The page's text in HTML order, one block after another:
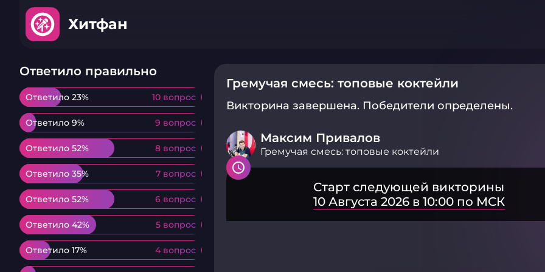
Хитфан
Ответило правильно
Ответило 23% 10 вопрос
Ответило 23% 10 вопрос
Ответило 9% 9 вопрос
Ответило 9% 9 вопрос
Ответило 52% 8 вопрос
Ответило 52% 8 вопрос
Ответило 35% 7 вопрос
Ответило 35% 7 вопрос
Ответило 52% 6 вопрос
Ответило 52% 6 вопрос
Ответило 42% 5 вопрос
Ответило 42% 5 вопрос
Ответило 17% 4 вопрос
Ответило 17% 4 вопрос
Гремучая смесь: топовые коктейли
Викторина завершена. Победители определены.
Максим Привалов
Гремучая смесь: топовые коктейли
Старт следующей викторины
10 Августа 2026 в 10:00 по МСК